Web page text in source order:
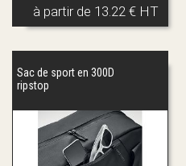
à partir de 13.22 € HT
Sac de sport en 300D
ripstop